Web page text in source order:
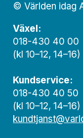
© Världen idag
Växel:
018-430 40 00
(kl 10–12, 14–16)
Kundservice:
018-430 40 50
(kl 10–12, 14–16)